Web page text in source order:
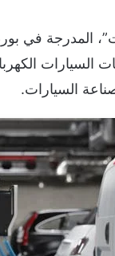
المدرجة في
السيارات
السيارات.